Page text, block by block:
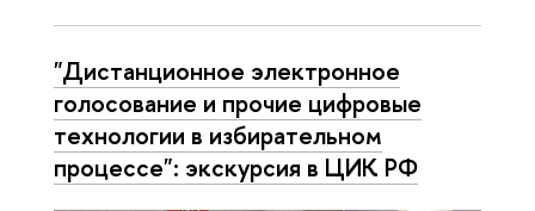
"Дистанционное электронное
голосование и прочие цифровые
технологии в избирательном
процессе": экскурсия в ЦИК РФ